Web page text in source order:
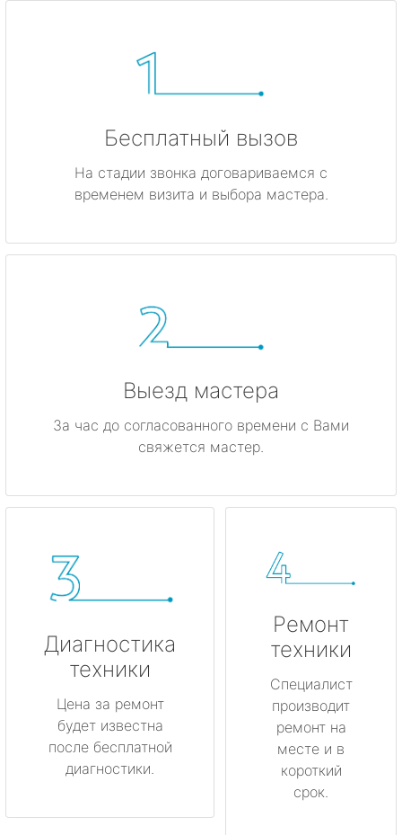
Бесплатный вызов
На стадии звонка договариваемся с
временем визита и выбора мастера.
Выезд мастера
За час до согласованного времени с Вами
свяжется мастер.
Диагностика
техники
Цена за ремонт
будет известна
после бесплатной
диагностики.
Ремонт
техники
Специалист
производит
ремонт на
месте и в
короткий
срок.